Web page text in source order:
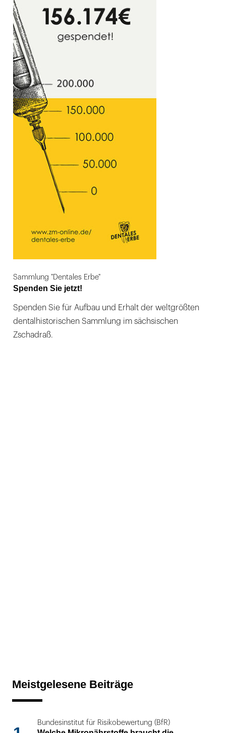
Sammlung "Dentales Erbe"
Spenden Sie jetzt!
Spenden Sie für Aufbau und Erhalt der weltgrößten
dentalhistorischen Sammlung im sächsischen
Zschadraß.
Meistgelesene Beiträge
Bundesinstitut für Risikobewertung (BfR)